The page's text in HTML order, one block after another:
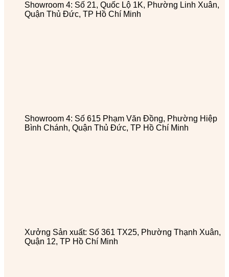
Showroom 4: Số 21, Quốc Lộ 1K, Phường Linh Xuân,
Quận Thủ Đức, TP Hồ Chí Minh
Showroom 4: Số 615 Phạm Văn Đồng, Phường Hiệp
Bình Chánh, Quận Thủ Đức, TP Hồ Chí Minh
Xưởng Sản xuất: Số 361 TX25, Phường Thạnh Xuân,
Quận 12, TP Hồ Chí Minh